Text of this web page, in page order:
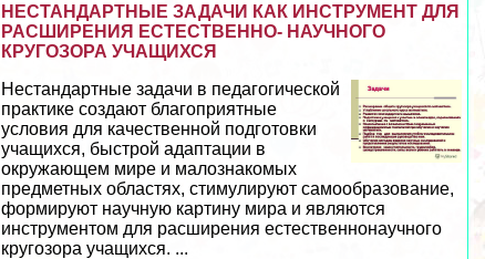
НЕСТАНДАРТНЫЕ ЗАДАЧИ КАК ИНСТРУМЕНТ ДЛЯ
РАСШИРЕНИЯ ЕСТЕСТВЕННО- НАУЧНОГО
КРУГОЗОРА УЧАЩИХСЯ
Нестандартные задачи в педагогической
пpaктике создают благоприятные
условия для качественной подготовки
учащихся, быстрой адаптации в
окружающем мире и малознакомых
предметных областях, стимулируют самообразование,
формируют научную картину мира и являются
инструментом для расширения естественнонаучного
кругозора учащихся. ...